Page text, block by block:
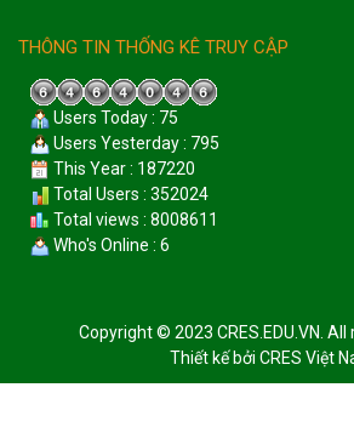
THÔNG TIN THỐNG KÊ TRUY CẬP
Users Today : 75
Users Yesterday : 795
This Year : 187220
Total Users : 352024
Total views : 8008611
Who's Online : 6
Copyright © 2023 CRES.EDU.VN.
Thiết kế bởi CRES Việt